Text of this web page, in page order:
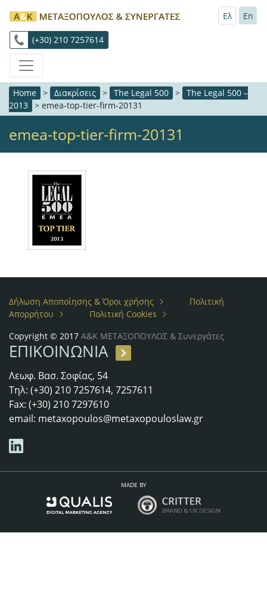
(+30) 210 7257614
Ελ En
Home > Διακρίσεις > The Legal 500 > The Legal 500 –
2013 > emea-top-tier-firm-20131
emea-top-tier-firm-20131
Δήλωση Αποποίησης & Όροι χρήσης
Πολιτική
Απορρήτου
Πολιτική Cookies
Copyright © 2017 Α&Κ ΜΕΤΑΞΟΠΟΥΛΟΣ & Συνεργάτες
ΕΠΙΚΟΙΝΩΝΙΑ
Λεωφ. Βασ. Σοφίας, 54
Τηλ: (+30) 210 7257614, 7257611
Fax: (+30) 210 7297610
email: metaxopoulos@metaxopouloslaw.gr
MADE BY